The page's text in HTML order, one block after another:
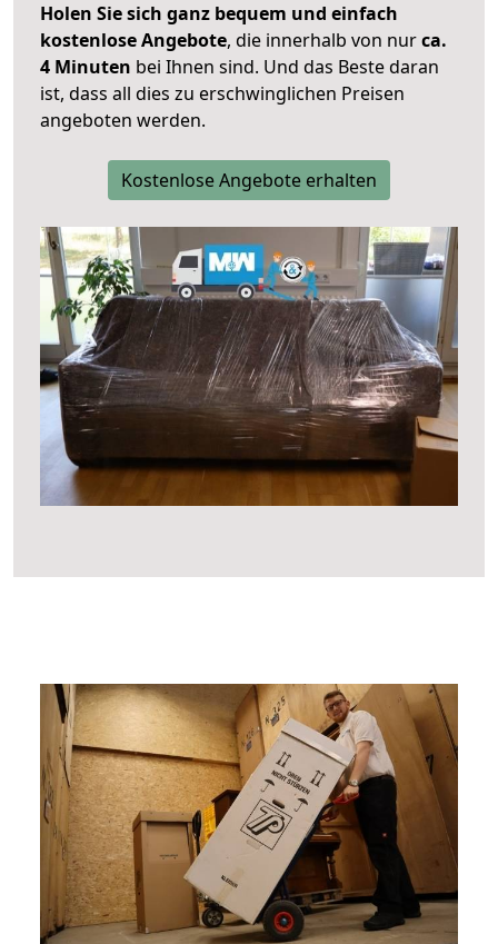
Holen Sie sich ganz bequem und einfach
kostenlose Angebote, die innerhalb von nurca.
4 Minuten bei Ihnen sind. Und das Beste daran
ist, dass all dies zu erschwinglichen Preisen
angeboten werden.
Kostenlose Angebote erhalten